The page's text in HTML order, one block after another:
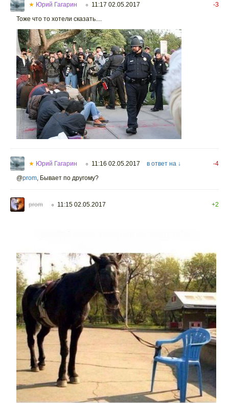
★ Юрий Гагарин ○ 11:17 02.05.2017
-3
Тоже что то хотели сказать....
★ Юрий Гагарин ○ 11:16 02.05.2017 в ответ на ↓
-4
@prom Бывает по другому?
prom ○ 11:15 02.05.2017 +2